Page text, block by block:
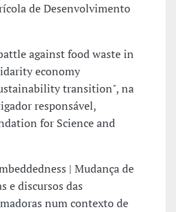
de Desenvolvimento
against food waste in
economy
transition", na
responsável,
for Science and
| Mudança de
e discursos das
num contexto de